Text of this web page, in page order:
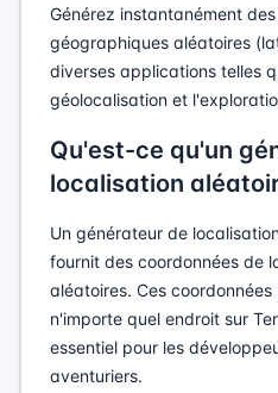
Générez instantanément
géographiques aléatoires
diverses applications telles
géolocalisation et
Qu'est-ce qu'un
localisation
Un générateur de
fournit des coordonnées de
aléatoires. Ces
n'importe quel endroit sur
essentiel pour les
aventuriers.